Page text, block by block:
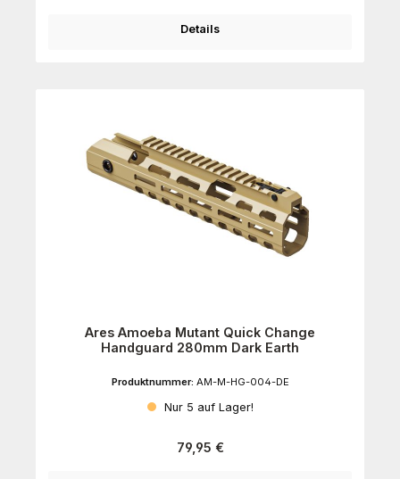
Details
Ares Amoeba Mutant Quick Change
Handguard 280mm Dark Earth
Produktnummer: AM-M-HG-004-DE
Nur 5 auf Lager!
Regulärer Preis:
79,95 €